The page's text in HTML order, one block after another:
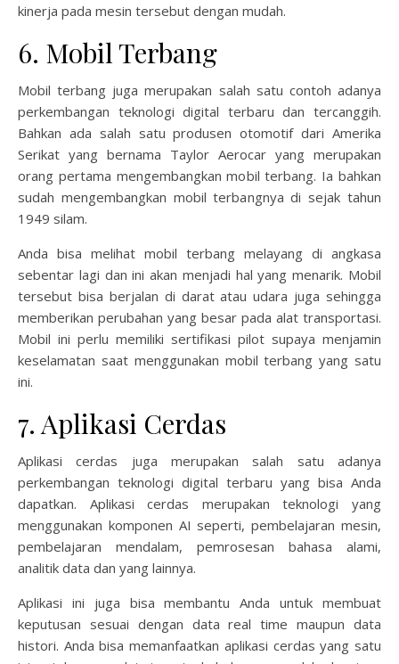
kinerja pada mesin tersebut dengan mudah.
6. Mobil Terbang
Mobil terbang juga merupakan salah satu contoh adanya
perkembangan teknologi digital terbaru dan tercanggih.
Bahkan ada salah satu produsen otomotif dari Amerika
Serikat yang bernama Taylor Aerocar yang merupakan
orang pertama mengembangkan mobil terbang. Ia bahkan
sudah mengembangkan mobil terbangnya di sejak tahun
1949 silam.
Anda bisa melihat mobil terbang melayang di angkasa
sebentar lagi dan ini akan menjadi hal yang menarik. Mobil
tersebut bisa berjalan di darat atau udara juga sehingga
memberikan perubahan yang besar pada alat transportasi.
Mobil ini perlu memiliki sertifikasi pilot supaya menjamin
keselamatan saat menggunakan mobil terbang yang satu
ini.
7. Aplikasi Cerdas
Aplikasi cerdas juga merupakan salah satu adanya
perkembangan teknologi digital terbaru yang bisa Anda
dapatkan. Aplikasi cerdas merupakan teknologi yang
menggunakan komponen AI seperti, pembelajaran mesin,
pembelajaran mendalam, pemrosesan bahasa alami,
analitik data dan yang lainnya.
Aplikasi ini juga bisa membantu Anda untuk membuat
keputusan sesuai dengan data real time maupun data
histori. Anda bisa memanfaatkan aplikasi cerdas yang satu